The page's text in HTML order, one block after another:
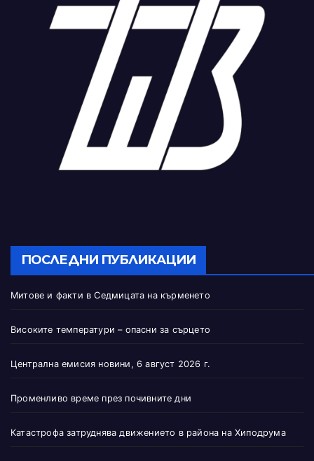
ПОСЛЕДНИ ПУБЛИКАЦИИ
Митове и факти в Седмицата на кърменето
Високите температури – опасни за сърцето
Централна емисия новини, 6 август 2026 г.
Променливо време през почивните дни
Катастрофа затруднява движението в района на Хиподрума